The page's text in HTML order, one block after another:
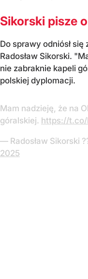
Sikorski pisze
Do sprawy odniósł
Radosław Sikorski.
nie zabraknie kapeli
polskiej dyplomacji.
Mam nadzieję, że na
góralskiej. https://t.co/
— Radosław Sikorski
2025